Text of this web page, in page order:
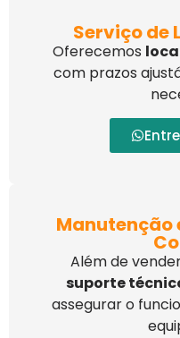
Serviço de
Oferecemos
com prazos
Manutenção
Além de
suporte
assegurar o